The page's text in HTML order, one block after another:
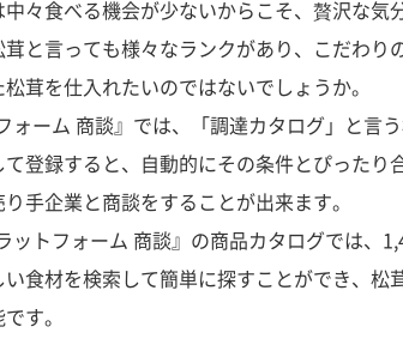
々食べる機会が少ないからこそ、贅沢な気
茸と言っても様々なランクがあり、こだわ
茸を仕入れたいのではないでしょうか。
ォーム 商談』では、「調達カタログ」と言
登録すると、自動的にその条件とぴった
手企業と商談をすることが出来ます。
ットフォーム 商談』の商品カタログでは、
食材を検索して簡単に探すことができ、
す。